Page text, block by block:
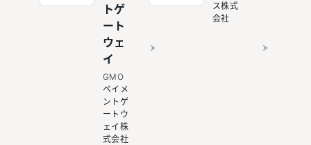
トゲ
ート
ウェ
イ
GMO
ペイメ
ントゲ
ートウ
ェイ株
式会社
ス株式
会社